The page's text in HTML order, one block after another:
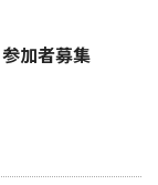
加者募集